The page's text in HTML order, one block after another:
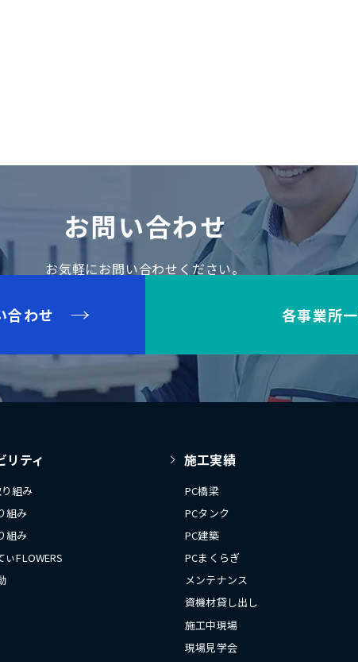
お問い合わせ
お気軽にお問い合わせください。
合わせ 各事業所
リティ
組み
組み
組み
ぃFLOWERS
施工実績
PC橋梁
PCタンク
PC建築
PCまくらぎ
メンテナンス
資機材貸し出し
施工中現場
現場見学会